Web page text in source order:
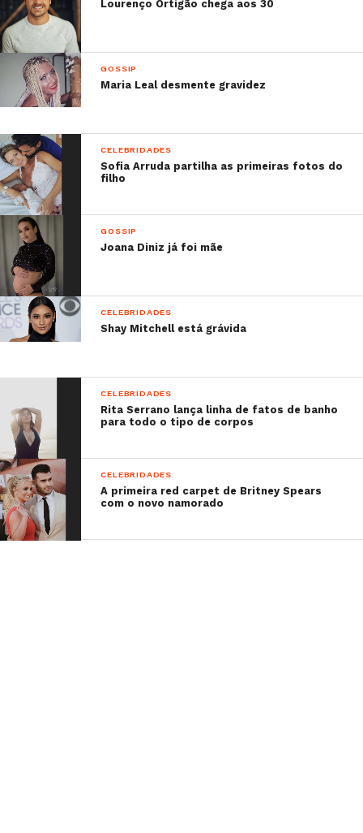
Lourenço Ortigão chega aos 30
GOSSIP
Maria Leal desmente gravidez
CELEBRIDADES
Sofia Arruda partilha as primeiras fotos do
filho
GOSSIP
Joana Diniz já foi mãe
CELEBRIDADES
Shay Mitchell está grávida
CELEBRIDADES
Rita Serrano lança linha de fatos de banho
para todo o tipo de corpos
CELEBRIDADES
A primeira red carpet de Britney Spears
com o novo namorado